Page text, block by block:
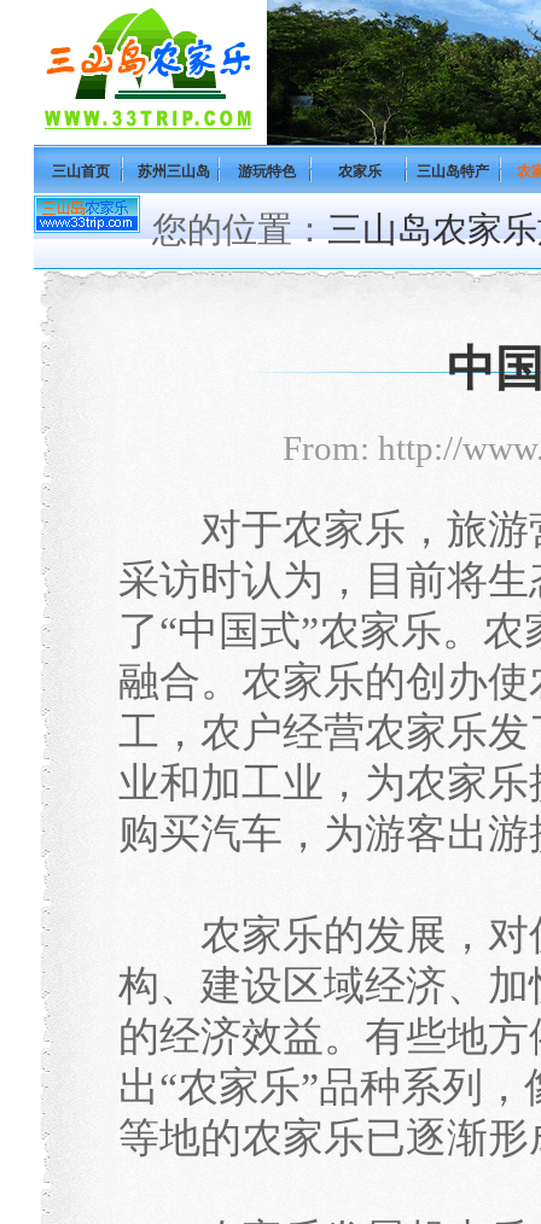
三山首页 苏州三山岛 游玩特色 农家乐 三山岛特产 农
您的位置：三山岛农家
中
From: http://
对于农家乐，旅游
采访时认为，目前将
了“中国式”农家乐。
融合。农家乐的创办
工，农户经营农家乐
业和加工业，为农家
购买汽车，为游客出
农家乐的发展，对
构、建设区域经济、
的经济效益。有些地
出“农家乐”品种系列
等地的农家乐已逐渐